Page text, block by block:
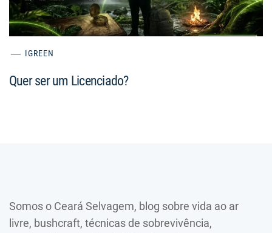
IGREEN
Quer ser um Licenciado?
Somos o Ceará Selvagem, blog sobre vida ao ar
livre, bushcraft, técnicas de sobrevivência,